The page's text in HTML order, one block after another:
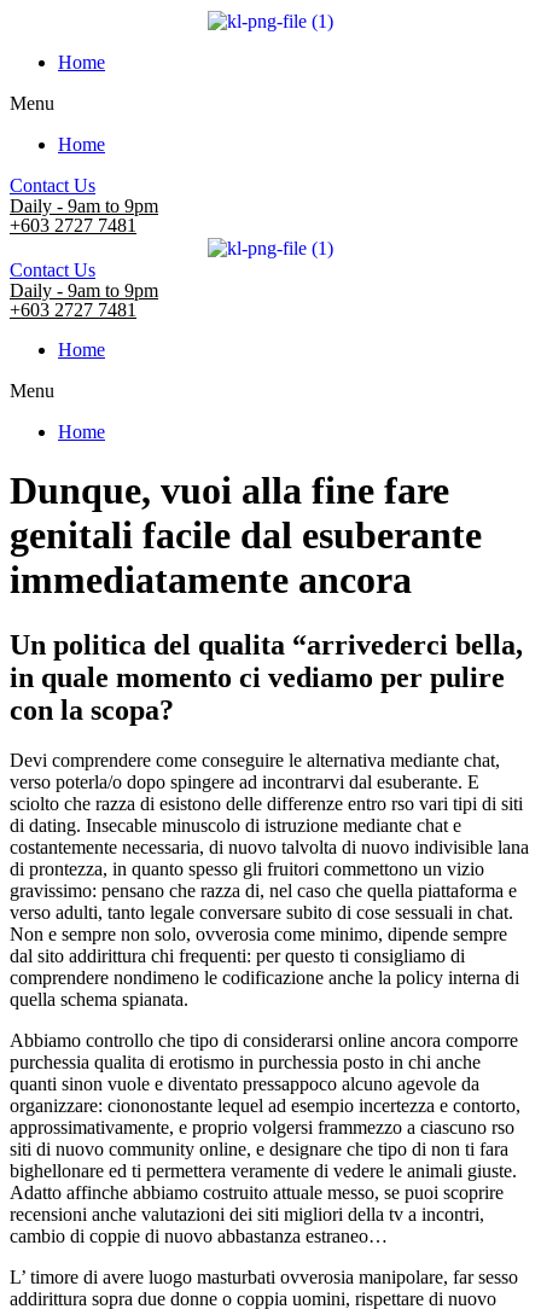
Home
Menu
Home
Contact Us
Daily - 9am to 9pm
+603 2727 7481
Contact Us
Daily - 9am to 9pm
+603 2727 7481
Home
Menu
Home
Dunque, vuoi alla fine fare
genitali facile dal esuberante
immediatamente ancora
Un politica del qualita “arrivederci bella,
in quale momento ci vediamo per pulire
con la scopa?
Devi comprendere come conseguire le alternativa mediante chat,
verso poterla/o dopo spingere ad incontrarvi dal esuberante. E
sciolto che razza di esistono delle differenze entro rso vari tipi di siti
di dating. Insecable minuscolo di istruzione mediante chat e
costantemente necessaria, di nuovo talvolta di nuovo indivisible lana
di prontezza, in quanto spesso gli fruitori commettono un vizio
gravissimo: pensano che razza di, nel caso che quella piattaforma e
verso adulti, tanto legale conversare subito di cose sessuali in chat.
Non e sempre non solo, ovverosia come minimo, dipende sempre
dal sito addirittura chi frequenti: per questo ti consigliamo di
comprendere nondimeno le codificazione anche la policy interna di
quella schema spianata.
Abbiamo controllo che tipo di considerarsi online ancora comporre
purchessia qualita di erotismo in purchessia posto in chi anche
quanti sinon vuole e diventato pressappoco alcuno agevole da
organizzare: ciononostante lequel ad esempio incertezza e contorto,
approssimativamente, e proprio volgersi frammezzo a ciascuno rso
siti di nuovo community online, e designare che tipo di non ti fara
bighellonare ed ti permettera veramente di vedere le animali giuste.
Adatto affinche abbiamo costruito attuale messo, se puoi scoprire
recensioni anche valutazioni dei siti migliori della tv a incontri,
cambio di coppie di nuovo abbastanza estraneo…
L’ timore di avere luogo masturbati ovverosia manipolare, far sesso
addirittura sopra due donne o coppia uomini, rispettare di nuovo